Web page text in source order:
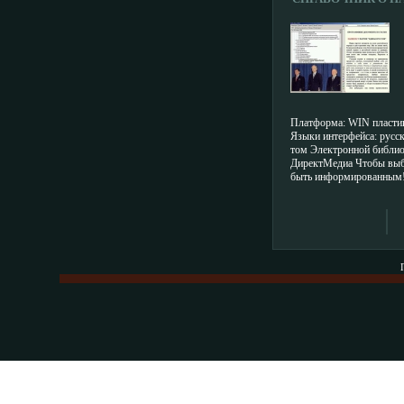
РФ СЕРИЯ:
5931H.
Платформа: WIN
Языки интерфейса:
том Электронной
ДиректМедиа Чтобы
быть
партий и других
организаций,